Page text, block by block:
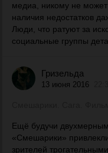
медиа, никому не может
наличия недостатков
Люди, что ратуют за
социальные группы
Гризельда
13 июня 2016
Ещё будучи
«Смешарики»
зрителей